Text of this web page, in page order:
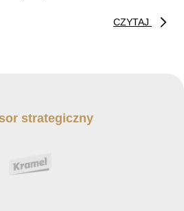
CZYTAJ
strategiczny